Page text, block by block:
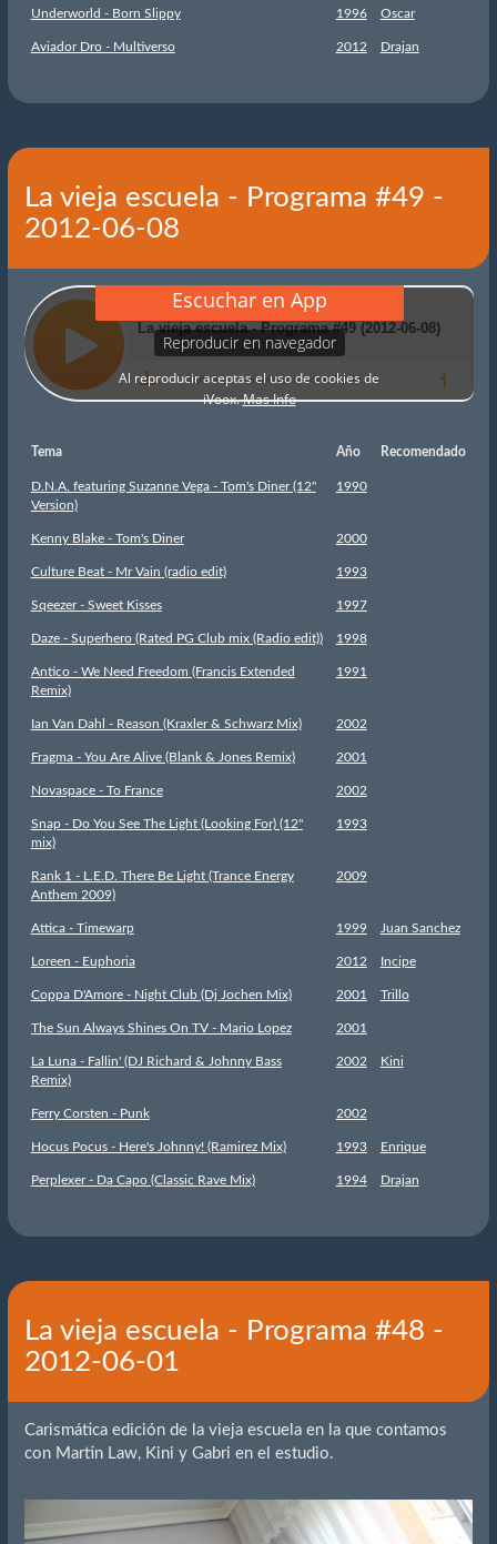
Underworld - Born Slippy 1996 Oscar
Aviador Dro - Multiverso 2012 Drajan
La vieja escuela - Programa #49 -
2012-06-08
Tema Año Recomendado
D.N.A. featuring Suzanne Vega - Tom's Diner (12''
Version)
1990
Kenny Blake - Tom's Diner 2000
Culture Beat - Mr Vain (radio edit) 1993
Sqeezer - Sweet Kisses 1997
Daze - Superhero (Rated PG Club mix (Radio edit)) 1998
Antico - We Need Freedom (Francis Extended
Remix)
1991
Ian Van Dahl - Reason (Kraxler & Schwarz Mix) 2002
Fragma - You Are Alive (Blank & Jones Remix) 2001
Novaspace - To France 2002
Snap - Do You See The Light (Looking For) (12''
mix)
1993
Rank 1 - L.E.D. There Be Light (Trance Energy
Anthem 2009)
2009
Attica - Timewarp 1999 Juan Sanchez
Loreen - Euphoria 2012 Incipe
Coppa D'Amore - Night Club (Dj Jochen Mix) 2001 Trillo
The Sun Always Shines On TV - Mario Lopez 2001
La Luna - Fallin' (DJ Richard & Johnny Bass
Remix)
2002 Kini
Ferry Corsten - Punk 2002
Hocus Pocus - Here's Johnny! (Ramirez Mix) 1993 Enrique
Perplexer - Da Capo (Classic Rave Mix) 1994 Drajan
La vieja escuela - Programa #48 -
2012-06-01
Carismática edición de la vieja escuela en la que contamos
con Martin Law, Kini y Gabri en el estudio.